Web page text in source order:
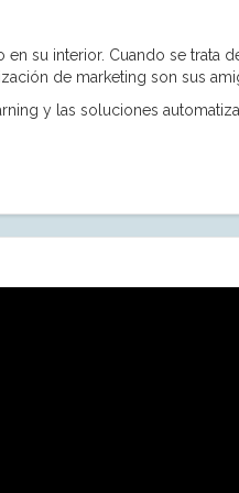
su interior. Cuando se trata
de marketing son sus
y las soluciones